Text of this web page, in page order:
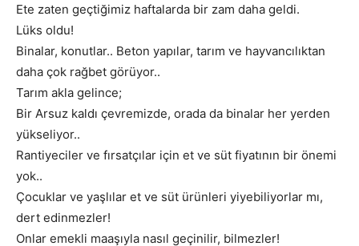
Ete zaten geçtiğimiz haftalarda bir zam daha geldi.
Lüks oldu!
Binalar, konutlar.. Beton yapılar, tarım ve hayvancılıktan
daha çok rağbet görüyor..
Tarım akla gelince;
Bir Arsuz kaldı çevremizde, orada da binalar her yerden
yükseliyor..
Rantiyeciler ve fırsatçılar için et ve süt fiyatının bir önemi
yok..
Çocuklar ve yaşlılar et ve süt ürünleri yiyebiliyorlar mı,
dert edinmezler!
Onlar emekli maaşıyla nasıl geçinilir, bilmezler!